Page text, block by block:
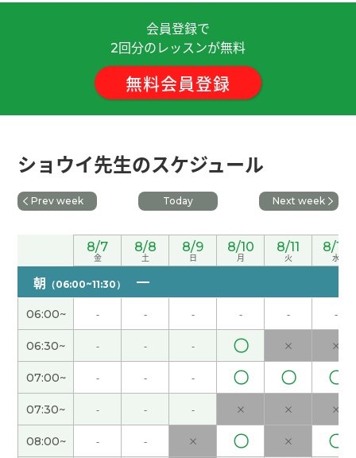
谢谢老师！我会努力学习的。( 30代 女性 )
因为暑假的时候学生很多，所以我的工作很忙。我
秋天打算回国。( 女性 )
面。( 女性 )
您参加志愿者活动真了不起，我很敬佩您！ ( 女性 )
今天我休息。我在家一边看YouTube一边学中文。
女性 )
好久不见、今天聊得很开心、谢谢老师。期待下次
见!( 男性 )
还好,没有以前那么忙了。 ( 女性 )
会員登録で
2回分のレッスンが無料
無料会員登録
ショウイ先生のスケジュール
Prev week Today Next week
8/7
金
8/8
土
8/9
日
8/10
月
8/11
火
8/12
水
朝 （06:00~11:30）
06:00~ - - - - - -
06:30~ - - - 〇 × ×
07:00~ - - - 〇 〇 〇
07:30~ - - - × × ×
08:00~ - - × 〇 × 〇